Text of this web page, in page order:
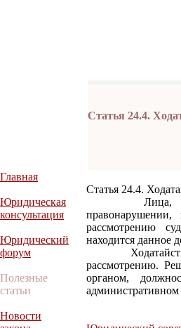
Статья 24.4.
Главная
Юридическая
консультация
Юридический
форум
Полезные
статьи
Новости
Статья 24.4.
Лица,
правонарушении,
рассмотрению
находится данное
Ходатайство
рассмотрению.
органом,